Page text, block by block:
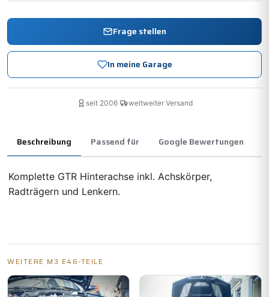
Frage stellen
In meine Garage
seit 2006· weltweiter Versand
Beschreibung Passend für Google Bewertungen
Komplette GTR Hinterachse inkl. Achskörper,
Radträgern und Lenkern.
WEITERE M3 E46-TEILE